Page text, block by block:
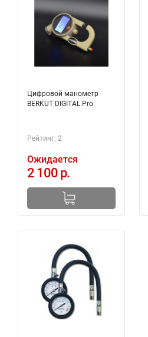
Цифровой манометр
BERKUT DIGITAL Pro
Рейтинг: 2
Ожидается
2 100 р.